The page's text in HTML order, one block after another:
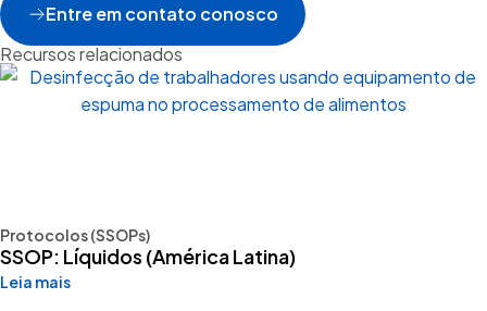
Entre em contato conosco
Recursos relacionados
Protocolos (SSOPs)
SSOP: Líquidos (América Latina)
Leia mais